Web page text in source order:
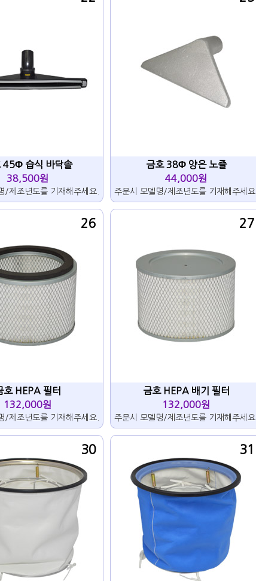
45Φ 습식 바닥솔
38,500원
/제조년도를 기재해주세요.
금호 38Φ 양은 노즐
44,000원
주문시 모델명/제조년도를 기재해주세요.
호 HEPA 필터
132,000원
/제조년도를 기재해주세요.
26
금호 HEPA 배기 필터
132,000원
주문시 모델명/제조년도를 기재해주세요.
27
30 31